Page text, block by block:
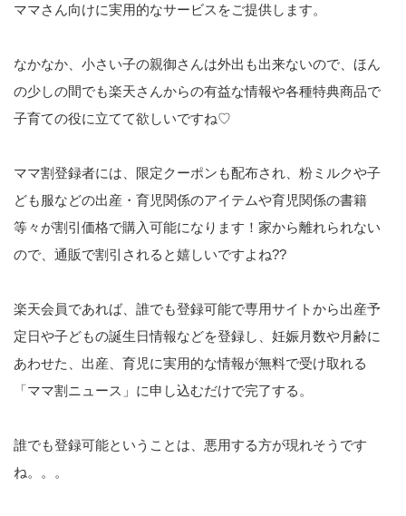
ママさん向けに実用的なサービスをご提供します。
なかなか、小さい子の親御さんは外出も出来ないので、ほん
の少しの間でも楽天さんからの有益な情報や各種特典商品で
子育ての役に立てて欲しいですね♡
ママ割登録者には、限定クーポンも配布され、粉ミルクや子
ども服などの出産・育児関係のアイテムや育児関係の書籍
等々が割引価格で購入可能になります！家から離れられない
ので、通販で割引されると嬉しいですよね??
楽天会員であれば、誰でも登録可能で専用サイトから出産予
定日や子どもの誕生日情報などを登録し、妊娠月数や月齢に
あわせた、出産、育児に実用的な情報が無料で受け取れる
「ママ割ニュース」に申し込むだけで完了する。
誰でも登録可能ということは、悪用する方が現れそうです
ね。。。